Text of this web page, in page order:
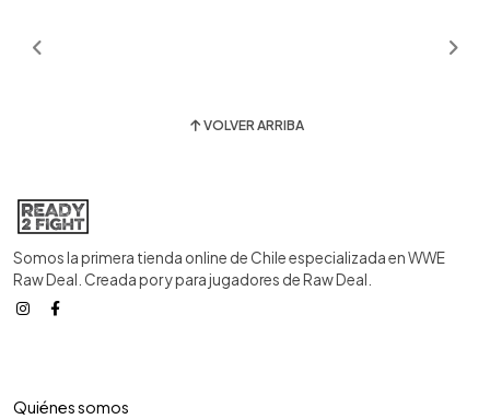
VOLVER ARRIBA
Somos la primera tienda online de Chile especializada en WWE
Raw Deal. Creada por y para jugadores de Raw Deal.
Quiénes somos